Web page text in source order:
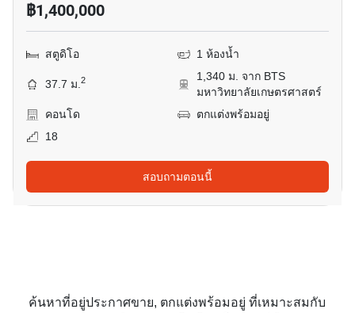
฿1,400,000
สตูดิโอ 1 ห้องน้ำ
37.7 ม.2
1,340 ม. จาก BTS
มหาวิทยาลัยเกษตรศาสตร์
คอนโด
ตกแต่งพร้อมอยู่
18
สอบถามตอนนี้
ค้นหาที่อยู่ประกาศขาย, ตกแต่งพร้อมอยู่ ที่เหมาะสมกับ